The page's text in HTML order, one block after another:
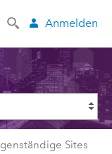
Anmelden
Sites